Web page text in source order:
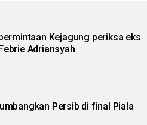
Kejagung periksa eks
Adriansyah
Persib di final Piala